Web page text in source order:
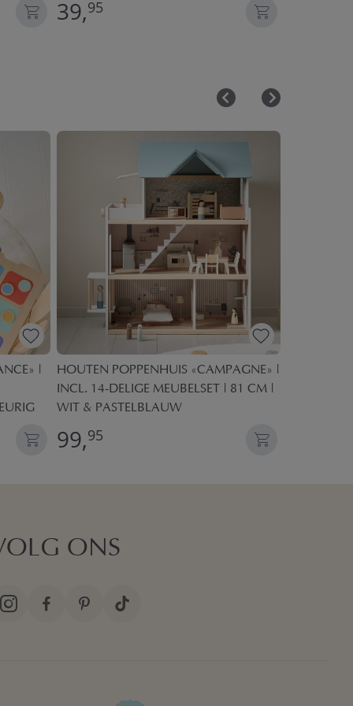
39,95
|
HOUTEN POPPENHUIS «CAMPAGNE» |
INCL. 14-DELIGE MEUBELSET | 81 CM |
WIT & PASTELBLAUW
99,95
ONS